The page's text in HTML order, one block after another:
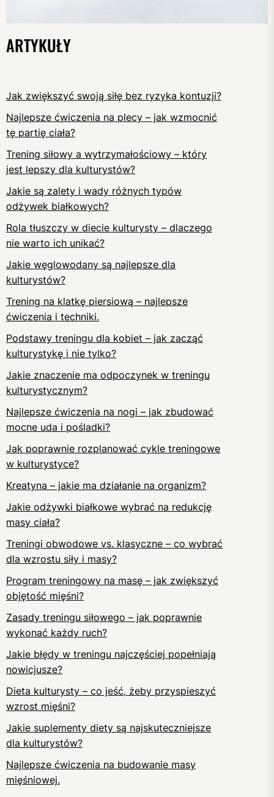
ARTYKUŁY
Jak zwiększyć swoją siłę bez ryzyka kontuzji?
Najlepsze ćwiczenia na plecy – jak wzmocnić
tę partię ciała?
Trening siłowy a wytrzymałościowy – który
jest lepszy dla kulturystów?
Jakie są zalety i wady różnych typów
odżywek białkowych?
Rola tłuszczy w diecie kulturysty – dlaczego
nie warto ich unikać?
Jakie węglowodany są najlepsze dla
kulturystów?
Trening na klatkę piersiową – najlepsze
ćwiczenia i techniki.
Podstawy treningu dla kobiet – jak zacząć
kulturystykę i nie tylko?
Jakie znaczenie ma odpoczynek w treningu
kulturystycznym?
Najlepsze ćwiczenia na nogi – jak zbudować
mocne uda i pośladki?
Jak poprawnie rozplanować cykle treningowe
w kulturystyce?
Kreatyna – jakie ma działanie na organizm?
Jakie odżywki białkowe wybrać na redukcję
masy ciała?
Treningi obwodowe vs. klasyczne – co wybrać
dla wzrostu siły i masy?
Program treningowy na masę – jak zwiększyć
objętość mięśni?
Zasady treningu siłowego – jak poprawnie
wykonać każdy ruch?
Jakie błędy w treningu najczęściej popełniają
nowicjusze?
Dieta kulturysty – co jeść, żeby przyspieszyć
wzrost mięśni?
Jakie suplementy diety są najskuteczniejsze
dla kulturystów?
Najlepsze ćwiczenia na budowanie masy
mięśniowej.